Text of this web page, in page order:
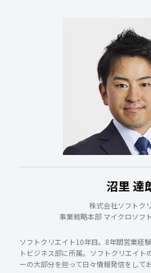
沼里 達
株式会社ソフトク
事業戦略本部 マイクロソフ
ソフトクリエイト10年目。8年間営業経
トビジネス部に所属。ソフトクリエイ
ーの大部分を担って日々情報発信をしてお